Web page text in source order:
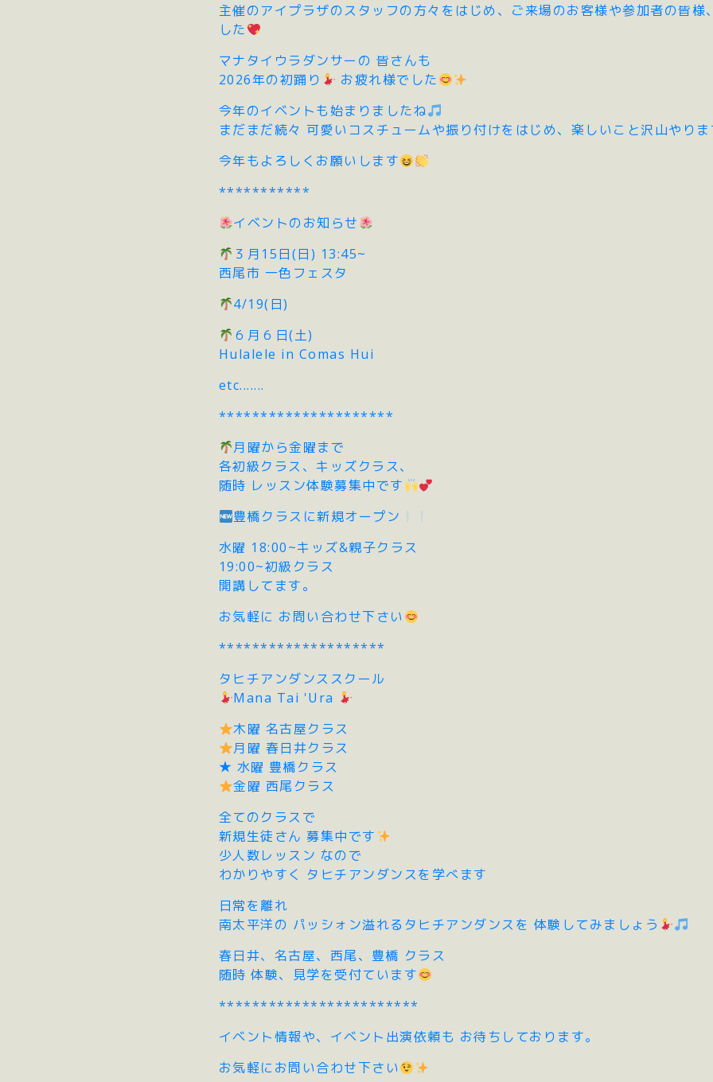
主催のアイプラザのスタッフの方々をはじめ、ご来場のお客様や参加者の皆様
した
マナタイウラダンサーの 皆さんも
2026年の初踊り
お疲れ様でした
今年のイベントも始まりましたね
まだまだ続々 可愛いコスチュームや振り付けをはじめ、楽しいこと沢山やり
今年もよろしくお願いします
***********
イベントのお知らせ
３月15日(日) 13:45~
西尾市 一色フェスタ
4/19(日)
６月６日(土)
Hulalele in Comas Hui
etc.......
*********************
月曜から金曜まで
各初級クラス、キッズクラス、
随時 レッスン体験募集中です
豊橋クラスに新規オープン
水曜 18:00~キッズ&親子クラス
19:00~初級クラス
開講してます。
お気軽に お問い合わせ下さい
********************
タヒチアンダンススクール
Mana Tai 'Ura
木曜 名古屋クラス
月曜 春日井クラス
★ 水曜 豊橋クラス
金曜 西尾クラス
全てのクラスで
新規生徒さん 募集中です
少人数レッスン なので
わかりやすく タヒチアンダンスを学べます
日常を離れ
南太平洋の パッシォン溢れるタヒチアンダンスを 体験してみましょう
春日井、名古屋、西尾、豊橋 クラス
随時 体験、見学を受付ています
************************
イベント情報や、イベント出演依頼も お待ちしております。
お気軽にお問い合わせ下さい